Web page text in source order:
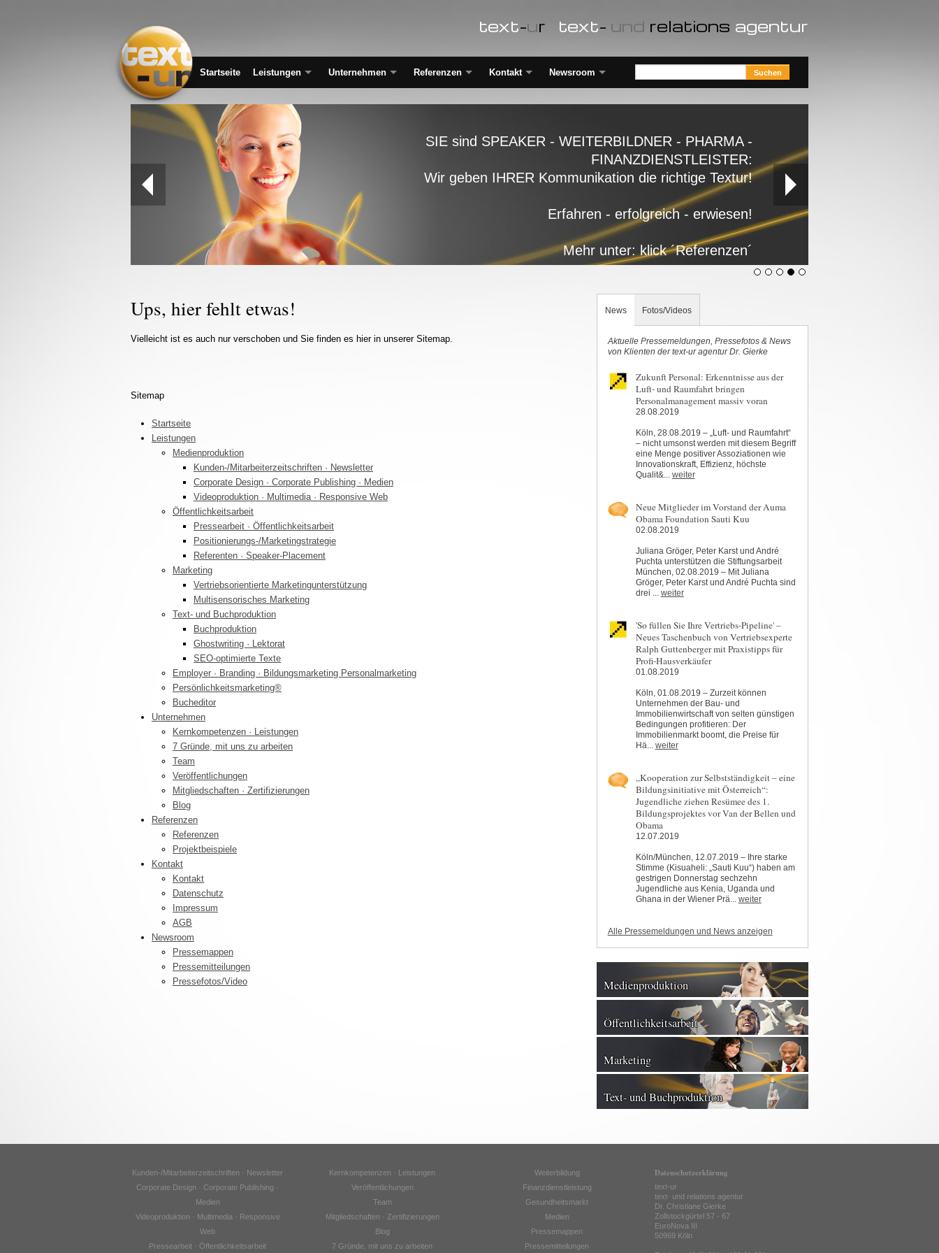
text-ur text- und relations agentur
Startseite Leistungen Unternehmen Referenzen Kontakt Newsroom
SIE sind SPEAKER - WEITERBILDNER - PHARMA -
FINANZDIENSTLEISTER:
Wir geben IHRER Kommunikation die richtige Textur!
Erfahren - erfolgreich - erwiesen!
Mehr unter: klick ´Referenzen´
Ups, hier fehlt etwas!
Vielleicht ist es auch nur verschoben und Sie finden es hier in unserer Sitemap.
Sitemap
Startseite
Leistungen
Medienproduktion
Kunden-/Mitarbeiterzeitschriften · Newsletter
Corporate Design · Corporate Publishing · Medien
Videoproduktion · Multimedia · Responsive Web
Öffentlichkeitsarbeit
Pressearbeit · Öffentlichkeitsarbeit
Positionierungs-/Marketingstrategie
Referenten · Speaker-Placement
Marketing
Vertriebsorientierte Marketingunterstützung
Multisensorisches Marketing
Text- und Buchproduktion
Buchproduktion
Ghostwriting · Lektorat
SEO-optimierte Texte
Employer · Branding · Bildungsmarketing Personalmarketing
Persönlichkeitsmarketing®
Bucheditor
Unternehmen
Kernkompetenzen · Leistungen
7 Gründe, mit uns zu arbeiten
Team
Veröffentlichungen
Mitgliedschaften · Zertifizierungen
Blog
Referenzen
Referenzen
Projektbeispiele
Kontakt
Kontakt
Datenschutz
Impressum
AGB
Newsroom
Pressemappen
Pressemitteilungen
Pressefotos/Video
News
Aktuelle Pressemeldungen, Pressefotos & News
von Klienten der text-ur agentur Dr. Gierke
Zukunft Personal: Erkenntnisse aus der
Luft- und Raumfahrt bringen
Personalmanagement massiv voran
28.08.2019
Köln, 28.08.2019 – „Luft- und Raumfahrt“
– nicht umsonst werden mit diesem Begriff
eine Menge positiver Assoziationen wie
Innovationskraft, Effizienz, höchste
Qualit&... weiter
Neue Mitglieder im Vorstand der Auma
Obama Foundation Sauti Kuu
02.08.2019
Juliana Gröger, Peter Karst und André
Puchta unterstützen die Stiftungsarbeit
München, 02.08.2019 – Mit Juliana
Gröger, Peter Karst und André Puchta sind
drei ... weiter
'So füllen Sie Ihre Vertriebs-Pipeline' –
Neues Taschenbuch von Vertriebsexperte
Ralph Guttenberger mit Praxistipps für
Profi-Hausverkäufer
01.08.2019
Köln, 01.08.2019 – Zurzeit können
Unternehmen der Bau- und
Immobilienwirtschaft von selten günstigen
Bedingungen profitieren: Der
Immobilienmarkt boomt, die Preise für
Hä... weiter
„Kooperation zur Selbstständigkeit – eine
Bildungsinitiative mit Österreich“:
Jugendliche ziehen Resümee des 1.
Bildungsprojektes vor Van der Bellen und
Obama
12.07.2019
Köln/München, 12.07.2019 – Ihre starke
Stimme (Kisuaheli: „Sauti Kuu“) haben am
gestrigen Donnerstag sechzehn
Jugendliche aus Kenia, Uganda und
Ghana in der Wiener Prä... weiter
Alle Pressemeldungen und News anzeigen
Fotos/Videos
Medienproduktion
Öffentlichkeitsarbeit
Marketing
Text- und Buchproduktion
Kunden-/Mitarbeiterzeitschriften · Newsletter
Corporate Design · Corporate Publishing ·
Medien
Videoproduktion · Multimedia · Responsive
Web
Pressearbeit · Öffentlichkeitsarbeit
Kernkompetenzen · Leistungen
Veröffentlichungen
Team
Mitgliedschaften · Zertifizierungen
Blog
7 Gründe, mit uns zu arbeiten
Weiterbildung
Finanzdienstleistung
Gesundheitsmarkt
Medien
Pressemappen
Pressemitteilungen
Datenschutzerklärung
text-ur
text- und relations agentur
Dr. Christiane Gierke
Zollstockgürtel 57 - 67
EuroNova III
50969 Köln